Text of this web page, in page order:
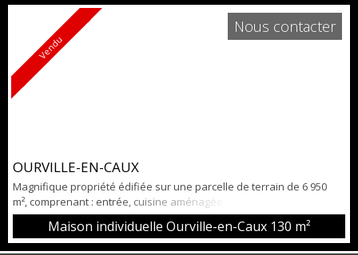
Environnement calme et agréable. A voir rapidement !!!
Vendu
OURVILLE-EN-CAUX
Magnifique propriété édifiée sur une parcelle de terrain de 6 950
m², comprenant : entrée, cuisine aménagée et équipée ouverte sur
le séjour, salon avec cheminée donnant accès sur un vaste
manège de 55 m² avec sa piscine chauffée, salle de douche et WC
indépendant. A l'étage : 2 chambres et pièce palière pouvant être
Maison individuelle Ourville-en-Caux 130 m²
Nous contacter